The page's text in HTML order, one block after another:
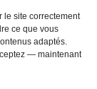
le site correctement
ce que vous
adaptés.
— maintenant
données